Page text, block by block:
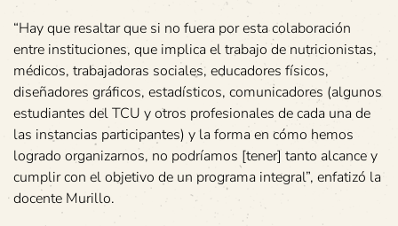
“Hay que resaltar que si no fuera por esta colaboración
entre instituciones, que implica el trabajo de nutricionistas,
médicos, trabajadoras sociales, educadores físicos,
diseñadores gráficos, estadísticos, comunicadores (algunos
estudiantes del TCU y otros profesionales de cada una de
las instancias participantes) y la forma en cómo hemos
logrado organizarnos, no podríamos [tener] tanto alcance y
cumplir con el objetivo de un programa integral”, enfatizó la
docente Murillo.